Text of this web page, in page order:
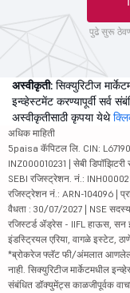
पुढे सुरू
अस्वीकृती: सिक्युरिटीज
इन्व्हेस्टमेंट करण्यापूर्वी सर्व
अस्वीकृतीसाठी कृपया येथे
अधिक माहिती
5paisa कॅपिटल लि. CIN:
INZ000010231 | सेबी
SEBI रजिस्ट्रेशन. नं.:
रजिस्ट्रेशन नं.: ARN-104096 |
वैधता : 30/07/2027 | NSE
रजिस्टर्ड ॲड्रेस - IIFL हाऊस, सन
इंडस्ट्रियल एरिया, वागळे इस्टेट,
*ब्रोकरेज फ्लॅट फी/अंमलात
नाही. सिक्युरिटीज मार्केटमधील
संबंधित डॉक्युमेंट्स काळजीपूर्वक